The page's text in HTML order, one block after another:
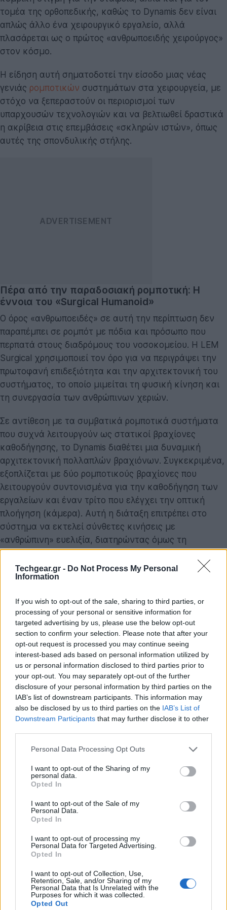
Techgear.gr - Do Not Process My Personal
Information
If you wish to opt-out of the sale, sharing to third parties, or
processing of your personal or sensitive information for
targeted advertising by us, please use the below opt-out
section to confirm your selection. Please note that after your
opt-out request is processed you may continue seeing
interest-based ads based on personal information utilized by
us or personal information disclosed to third parties prior to
your opt-out. You may separately opt-out of the further
disclosure of your personal information by third parties on the
IAB’s list of downstream participants. This information may
also be disclosed by us to third parties on the IAB’s List of
Downstream Participants that may further disclose it to other
Please note that this website/app uses one or more Google
not limited to your visit or usage behaviour. You may click to
grant or deny consent to Google and its third-party tags to
use your data for below specified purposes in below Google
consent section.
Personal Data Processing Opt Outs
I want to opt-out of the Sharing of my
personal data.
Opted In
I want to opt-out of the Sale of my
Personal Data.
Opted In
I want to opt-out of processing my
Personal Data for Targeted Advertising.
Opted In
I want to opt-out of Collection, Use,
Retention, Sale, and/or Sharing of my
Personal Data that Is Unrelated with the
Purposes for which it was collected.
Opted Out
τομέα της ορθοπεδικής, καθώς το Dynamis δεν είναι
απλώς άλλο ένα χειρουργικό εργαλείο, αλλά
πλασάρεται ως ο πρώτος «ανθρωποειδής χειρούργος»
στον κόσμο.
Η είδηση αυτή σηματοδοτεί την είσοδο μιας νέας
γενιάς ρομποτικών συστημάτων στα χειρουργεία, με
στόχο να ξεπεραστούν οι περιορισμοί των
υπαρχουσών τεχνολογιών και να βελτιωθεί δραστικά
η ακρίβεια στις επεμβάσεις «σκληρών ιστών», όπως
αυτές της σπονδυλικής στήλης.
Πέρα από την παραδοσιακή ρομποτική: Η
έννοια του «Surgical Humanoid»
Ο όρος «ανθρωποειδές» σε αυτή την περίπτωση δεν
παραπέμπει σε ρομπότ με πόδια και πρόσωπο που
περπατά στους διαδρόμους του νοσοκομείου. Η LEM
Surgical χρησιμοποιεί τον όρο για να περιγράψει την
πρωτοφανή επιδεξιότητα και την αρχιτεκτονική του
συστήματος, το οποίο μιμείται τη φυσική κίνηση και
τη συνεργασία των ανθρώπινων χεριών.
Σε αντίθεση με τα συμβατικά ρομποτικά συστήματα
που συχνά λειτουργούν ως στατικοί βραχίονες
καθοδήγησης, το Dynamis διαθέτει μια δυναμική
αρχιτεκτονική πολλαπλών βραχιόνων. Συγκεκριμένα,
εξοπλίζεται με δύο ρομποτικούς βραχίονες που
λειτουργούν συντονισμένα για την καθοδήγηση των
εργαλείων και έναν τρίτο που ελέγχει την οπτική
πλοήγηση (κάμερα). Αυτή η διάταξη επιτρέπει στο
σύστημα να εκτελεί σύνθετες κινήσεις με
«ανθρώπινη» ευελιξία, διατηρώντας όμως τη
σταθερότητα και την ακρίβεια που μόνο μια μηχανή
μπορεί να προσφέρει.
NVIDIA
Ένα από τα πιο εντυπωσιακά χαρακτηριστικά του
Dynamis είναι η ενσωμάτωση προηγμένων εργαλείων
«Φυσικής Τεχνητής Νοημοσύνης» (Physical AI
Surgicalσυνεργάζεται στενά με τον τεχνολογικό
κολοσσόNVIDIA, αξιοποιώντας τις πλατφόρμες
Jetson Thor και Isaac.
Αυτή η τεχνολογική σύμπραξη επιτρέπει στο ρομπότ
να μην εκτελεί απλώς προκαθορισμένες εντολές,
αλλά να αντιλαμβάνεται το περιβάλλον του σε
πραγματικό χρόνο. Το σύστημα μπορεί να
ασθενούς ή αλλαγές στο χειρουργικό πεδίο,
προσφέροντας ένα επίπεδο αυτονομίας και ασφάλειας
που ήταν δύσκολο να επιτευχθεί μέχρι σήμερα. Η
χρήση ανοιχτών μοντέλων
(όπως το NVIDIA
Cosmos) σημαίνει ότι το ρομπότ θα μπορεί να
«μαθαίνει» και να βελτιώνεται συνεχώς,
εκπαιδευόμενο σε σενάρια που ξεπερνούν τις
Ακρίβεια χιλιοστού και βελτιστοποίηση της
ροής εργασίας